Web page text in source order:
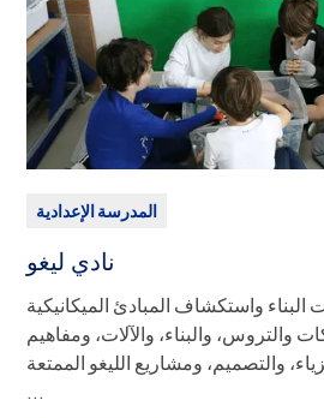
الرسوم:لا يوجد
المدرسة الإعدادية
نادي ليغو
البناء واستكشاف المبادئ الميكانيكية
والتروس، والبناء، والآلات، ومفاهيم
والتصميم، ومشاريع الليغو الممتعة
...